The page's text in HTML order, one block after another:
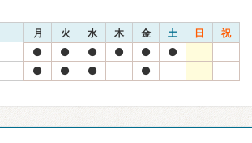
月 火 水 木 金 土 日 祝